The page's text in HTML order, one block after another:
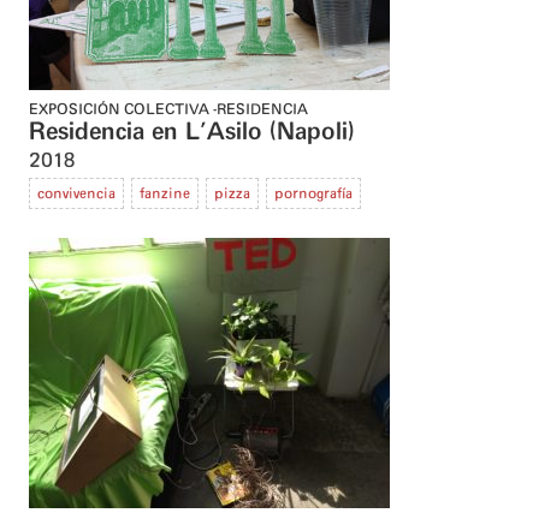
EXPOSICIÓN COLECTIVA RESIDENCIA
Residencia en L'Asilo (Napoli)
2018
convivencia fanzine pizza pornografía